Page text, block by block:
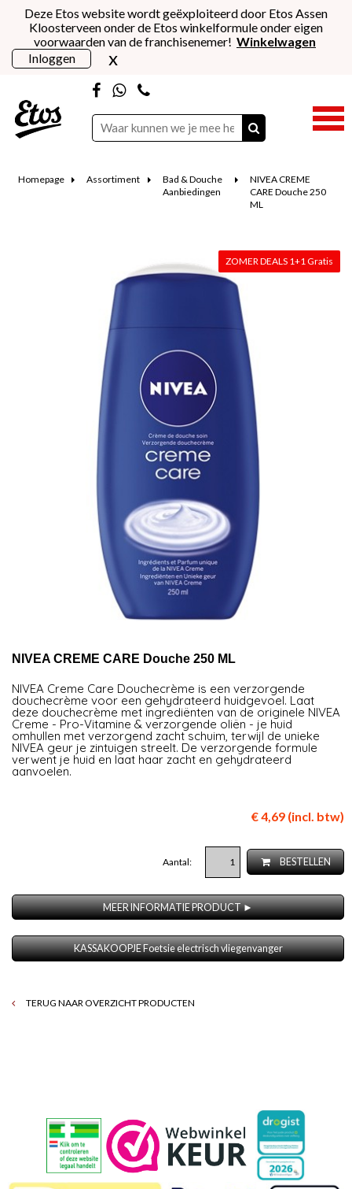
Deze Etos website wordt geëxploiteerd door Etos Assen
Kloosterveen onder de Etos winkelformule onder eigen
voorwaarden van de franchisenemer! Winkelwagen
Inloggen
x
Homepage Assortiment
Bad & Douche
Aanbiedingen
NIVEA CREME
CARE Douche 250
ML
ZOMER DEALS 1+1 Gratis
NIVEA CREME CARE Douche 250 ML
NIVEA Creme Care Douchecrème is een verzorgende
douchecrème voor een gehydrateerd huidgevoel. Laat
deze douchecrème met ingrediënten van de originele NIVEA
Creme - Pro-Vitamine & verzorgende oliën - je huid
omhullen met verzorgend zacht schuim, terwijl de unieke
NIVEA geur je zintuigen streelt. De verzorgende formule
verwent je huid en laat haar zacht en gehydrateerd
aanvoelen.
€ 4,69 (incl. btw)
Aantal: BESTELLEN
MEER INFORMATIE PRODUCT ►
KASSAKOOPJE Foetsie electrisch vliegenvanger
TERUG NAAR OVERZICHT PRODUCTEN